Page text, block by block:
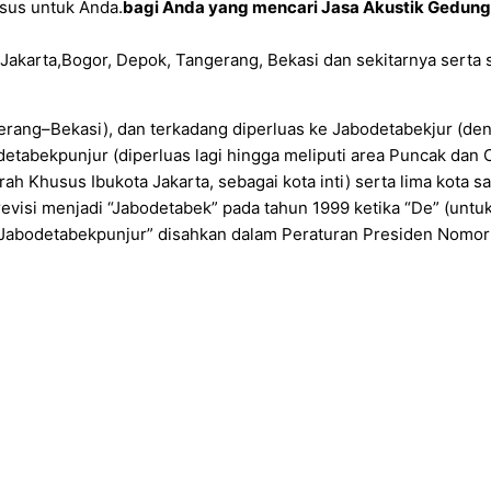
untuk Anda.bagi Anda yang mencari Jasa Akustik
Depok, Tangerang, Bekasi dan sekitarnya
dan terkadang diperluas ke Jabodetabekjur
(diperluas lagi hingga meliputi area Puncak dan
Khusus Ibukota Jakarta, sebagai kota inti) serta lima kota
menjadi “Jabodetabek” pada tahun 1999 ketika “De”
disahkan dalam Peraturan Presiden